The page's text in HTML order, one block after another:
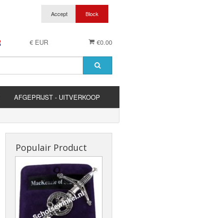
€0.00
€ EUR
AFGEPRIJST - UITVERKOOP
Populair Product